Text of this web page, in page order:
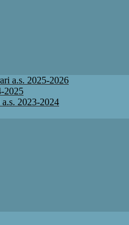
a.s. 2025-2026
2025
2023-2024